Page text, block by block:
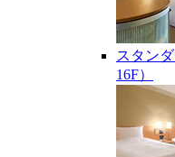
スタン
16F）